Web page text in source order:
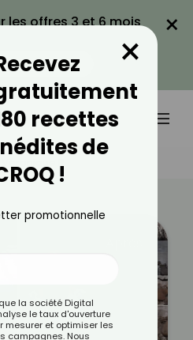
les offres 3 et 6 mois
LA PROMO
×
Véronique R
recettes
de
!
×
promotionnelle
la société Digital
le taux d'ouverture
mesurer et optimiser les
campagnes. Nous